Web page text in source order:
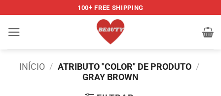
content
100+ FREE SHIPPING
INÍCIO / ATRIBUTO "COLOR" DE PRODUTO /
GRAY BROWN